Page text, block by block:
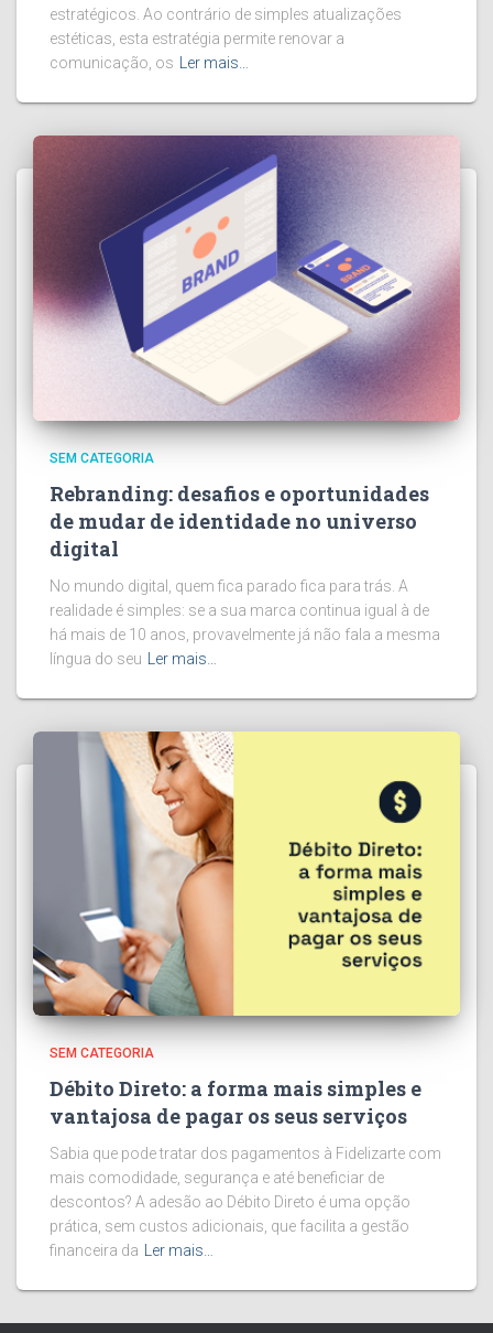
estratégicos. Ao contrário de simples atualizações
estéticas, esta estratégia permite renovar a
comunicação, os
Ler mais…
SEM CATEGORIA
Rebranding: desafios e oportunidades
de mudar de identidade no universo
digital
No mundo digital, quem fica parado fica para trás. A
realidade é simples: se a sua marca continua igual à de
há mais de 10 anos, provavelmente já não fala a mesma
língua do seu Ler mais…
SEM CATEGORIA
Débito Direto: a forma mais simples e
vantajosa de pagar os seus serviços
Sabia que pode tratar dos pagamentos à Fidelizarte com
mais comodidade, segurança e até beneficiar de
descontos? A adesão ao Débito Direto é uma opção
prática, sem custos adicionais, que facilita a gestão
financeira da Ler mais…